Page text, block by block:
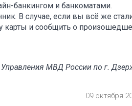
банкингом и банкоматами.
В случае, если вы всё же
карты и сообщить о
МВД России по г.
09 октября